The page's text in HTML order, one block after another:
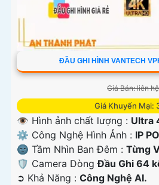
ĐẦU GHI HÌNH VANTECH
Giá Bán: liên hệ
Giá Khuyến Mại:
👁 Hình ảnh chất lượng : Ultra
⚙ Công Nghệ Hình Ảnh : IP
🌚 Tầm Nhìn Ban Đêm : Từng
🛡 Camera DòngĐầu Ghi 64
️➲ Khả Năng : Công Nghệ AI.